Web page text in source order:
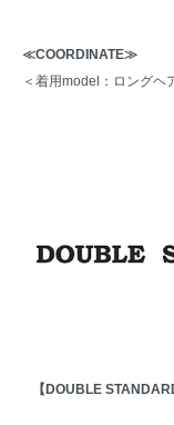
≪COORDINATE≫
＜着用model：ロング
【DOUBLE